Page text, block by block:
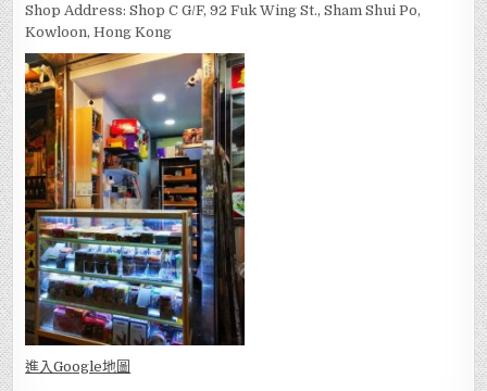
Shop Address: Shop C G/F, 92 Fuk Wing St., Sham Shui Po,
Kowloon, Hong Kong
進入Google地圖